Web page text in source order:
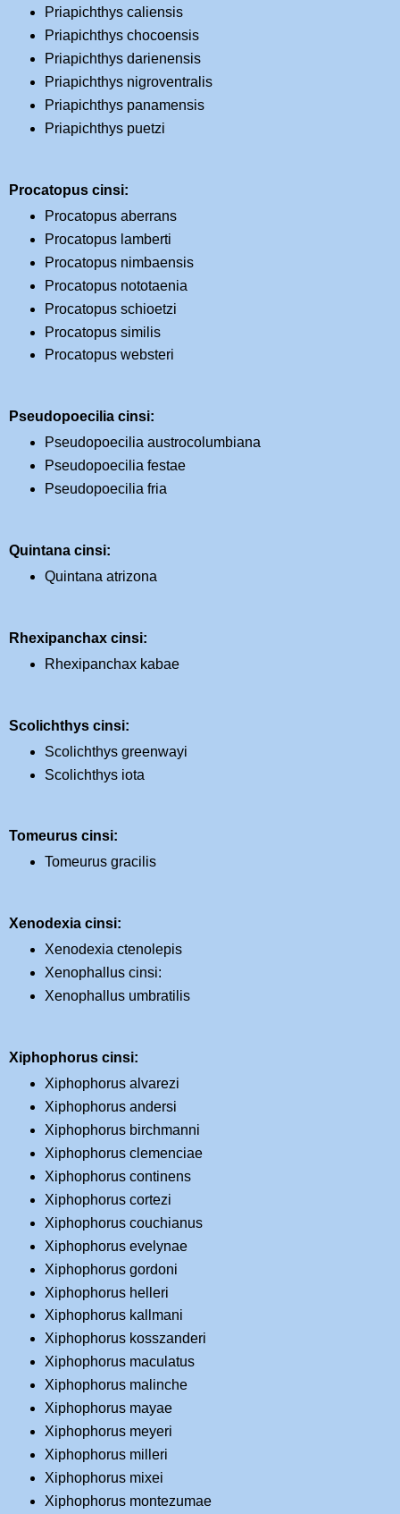
Priapichthys caliensis
Priapichthys chocoensis
Priapichthys darienensis
Priapichthys nigroventralis
Priapichthys panamensis
Priapichthys puetzi
Procatopus cinsi:
Procatopus aberrans
Procatopus lamberti
Procatopus nimbaensis
Procatopus nototaenia
Procatopus schioetzi
Procatopus similis
Procatopus websteri
Pseudopoecilia cinsi:
Pseudopoecilia austrocolumbiana
Pseudopoecilia festae
Pseudopoecilia fria
Quintana cinsi:
Quintana atrizona
Rhexipanchax cinsi:
Rhexipanchax kabae
Scolichthys cinsi:
Scolichthys greenwayi
Scolichthys iota
Tomeurus cinsi:
Tomeurus gracilis
Xenodexia cinsi:
Xenodexia ctenolepis
Xenophallus cinsi:
Xenophallus umbratilis
Xiphophorus cinsi:
Xiphophorus alvarezi
Xiphophorus andersi
Xiphophorus birchmanni
Xiphophorus clemenciae
Xiphophorus continens
Xiphophorus cortezi
Xiphophorus couchianus
Xiphophorus evelynae
Xiphophorus gordoni
Xiphophorus helleri
Xiphophorus kallmani
Xiphophorus kosszanderi
Xiphophorus maculatus
Xiphophorus malinche
Xiphophorus mayae
Xiphophorus meyeri
Xiphophorus milleri
Xiphophorus mixei
Xiphophorus montezumae